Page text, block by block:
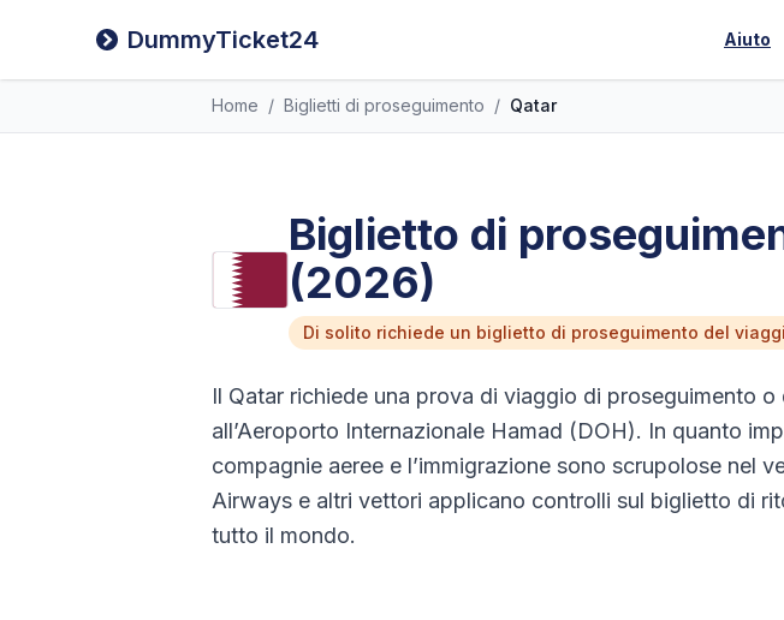
DummyTicket24 Aiuto
Home / Biglietti di proseguimento / Qatar
Biglietto di
(2026)
Di solito richiede un biglietto di proseguimento del
Il Qatar richiede una prova di viaggio di proseguimento
all’Aeroporto Internazionale Hamad (DOH). In quanto
compagnie aeree e l’immigrazione sono scrupolose nel
Airways e altri vettori applicano controlli sul biglietto di
tutto il mondo.